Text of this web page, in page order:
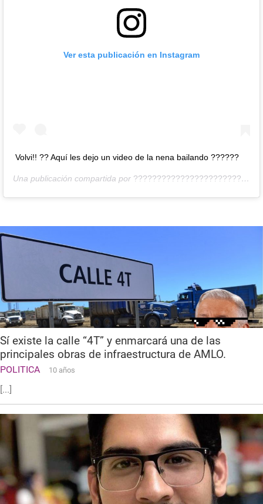
Ver esta publicación en Instagram
Volvi!! ?? Aquí les dejo un video de la nena bailando ??????
Una publicación compartida por ????????????????????????????????????????
Sí existe la calle “4T” y enmarcará una de las
principales obras de infraestructura de AMLO.
POLITICA 10 años
[...]